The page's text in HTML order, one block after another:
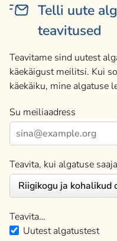
Telli uute
teavitused
Teavitame sind uutest
käekäigust meilitsi. Kui
käekäiku, mine algatuse
Su meiliaadress
Teavita, kui algatuse
Teavita…
Uutest algatustest